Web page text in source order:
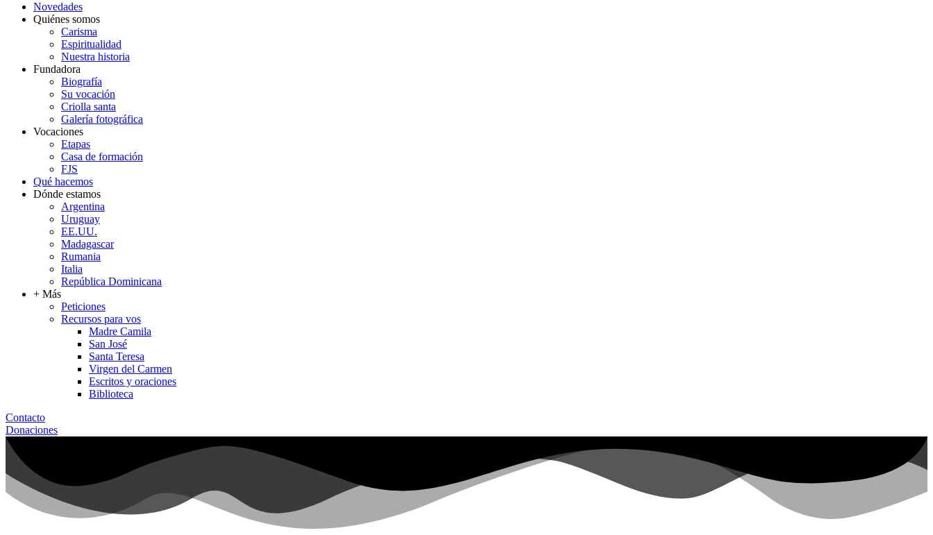
Novedades
Quiénes somos
Carisma
Espiritualidad
Nuestra historia
Fundadora
Biografía
Su vocación
Criolla santa
Galería fotográfica
Vocaciones
Etapas
Casa de formación
FJS
Qué hacemos
Dónde estamos
Argentina
Uruguay
EE.UU.
Madagascar
Rumania
Italia
República Dominicana
+ Más
Peticiones
Recursos para vos
Madre Camila
San José
Santa Teresa
Virgen del Carmen
Escritos y oraciones
Biblioteca
Contacto
Donaciones